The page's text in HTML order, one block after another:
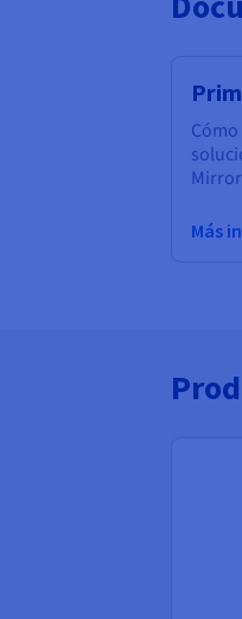
Más